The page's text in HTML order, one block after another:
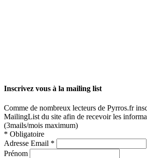
Inscrivez vous à la mailing list
Comme de nombreux lecteurs de Pyrros.fr
MailingList du site afin de recevoir les
(3mails/mois maximum)
* Obligatoire
Adresse Email *
Prénom